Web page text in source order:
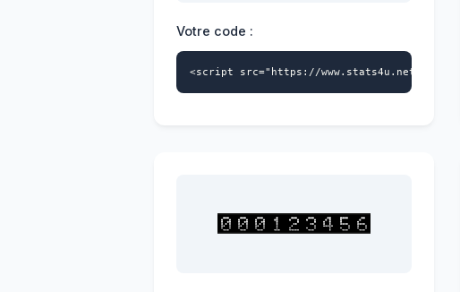
Votre code :
<script src="https://www.stats4u.net/